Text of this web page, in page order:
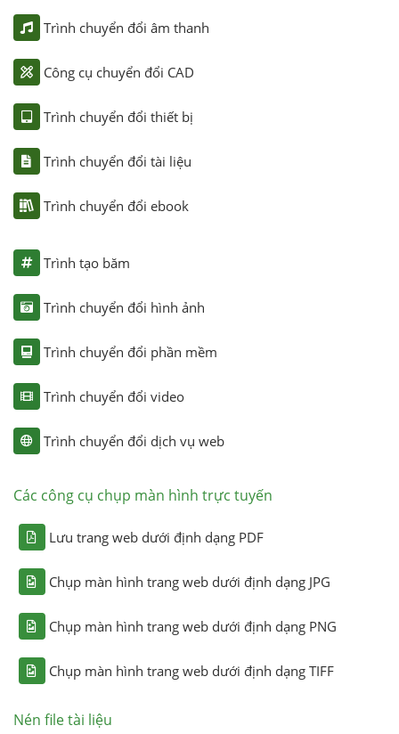
Trình chuyển đổi âm thanh
Công cụ chuyển đổi CAD
Trình chuyển đổi thiết bị
Trình chuyển đổi tài liệu
Trình chuyển đổi ebook
Trình tạo băm
Trình chuyển đổi hình ảnh
Trình chuyển đổi phần mềm
Trình chuyển đổi video
Trình chuyển đổi dịch vụ web
Các công cụ chụp màn hình trực tuyến
Lưu trang web dưới định dạng PDF
Chụp màn hình trang web dưới định dạng JPG
Chụp màn hình trang web dưới định dạng PNG
Chụp màn hình trang web dưới định dạng TIFF
Nén file tài liệu